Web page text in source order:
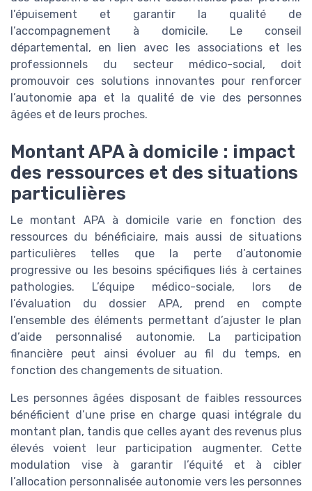
l’épuisement et garantir la qualité de
l’accompagnement à domicile. Le conseil
départemental, en lien avec les associations et les
professionnels du secteur médico-social, doit
promouvoir ces solutions innovantes pour renforcer
l’autonomie apa et la qualité de vie des personnes
âgées et de leurs proches.
Montant APA à domicile : impact
des ressources et des situations
particulières
Le montant APA à domicile varie en fonction des
ressources du bénéficiaire, mais aussi de situations
particulières telles que la perte d’autonomie
progressive ou les besoins spécifiques liés à certaines
pathologies. L’équipe médico-sociale, lors de
l’évaluation du dossier APA, prend en compte
l’ensemble des éléments permettant d’ajuster le plan
d’aide personnalisé autonomie. La participation
financière peut ainsi évoluer au fil du temps, en
fonction des changements de situation.
Les personnes âgées disposant de faibles ressources
bénéficient d’une prise en charge quasi intégrale du
montant plan, tandis que celles ayant des revenus plus
élevés voient leur participation augmenter. Cette
modulation vise à garantir l’équité et à cibler
l’allocation personnalisée autonomie vers les personnes